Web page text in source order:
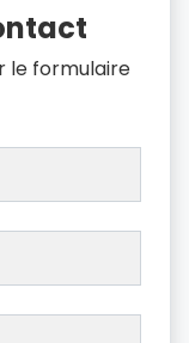
le formulaire